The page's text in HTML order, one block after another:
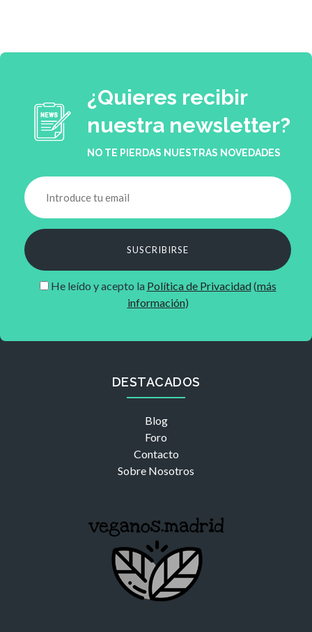
¿Quieres recibir
nuestra newsletter?
NO TE PIERDAS NUESTRAS NOVEDADES
SUSCRIBIRSE
He leído y acepto la Política de Privacidad(más
información)
DESTACADOS
Blog
Foro
Contacto
Sobre Nosotros